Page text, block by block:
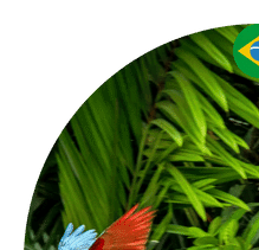
Amazoneregenwoud
Brazilië
behouden